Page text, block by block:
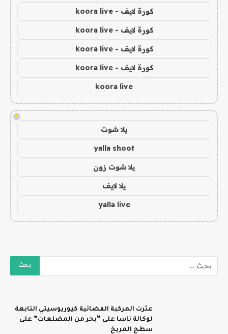
كورة لايف - koora live
كورة لايف - koora live
كورة لايف - koora live
كورة لايف - koora live
koora live
!
يلا شوت
yalla shoot
يلا شوت زون
يلا لايف
yalla live
عثرت المركبة الفضائية كيوريوسيتي التابعة
لوكالة ناسا على “بحر من المضلعات” على
سطح المريخ